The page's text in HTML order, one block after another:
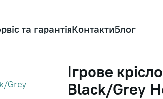
та гарантіяКонтактиБлог
Ігрове
Black/Grey